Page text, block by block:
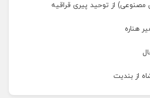
مصنوعی) از توحید پیری قراقیه
هناره
از بندیت